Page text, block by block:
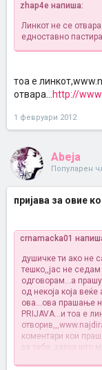
zhap4e напиша:
Линкот не се
едноставно
тоа е
отвара...
http://
1 февруари 2012
Abeja
Популарен
пријава за овие
crnamacka01
душичке ти ако не
тешко,,јас не
одговорам...а
од некоја која
ова...ова прашање
PRIJAVA...и тоа е
коментари кои
за тебе..затоа што
сум ти рекла до